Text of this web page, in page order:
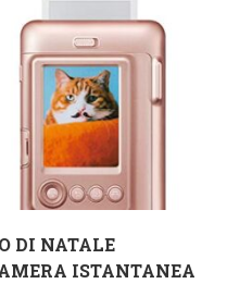
DI NATALE
ISTANTANEA